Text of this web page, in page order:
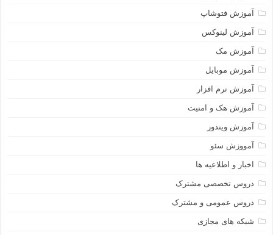
آموزش فتوشاپ
آموزش لینوکس
آموزش مک
آموزش موبایل
آموزش نرم افزار
آموزش هک و امنیت
آموزش ویندوز
آمووزش سئو
اخبار و اطلاعیه ها
دروس تخصصی مشترک
دروس عمومی و مشترک
شبکه های مجازی